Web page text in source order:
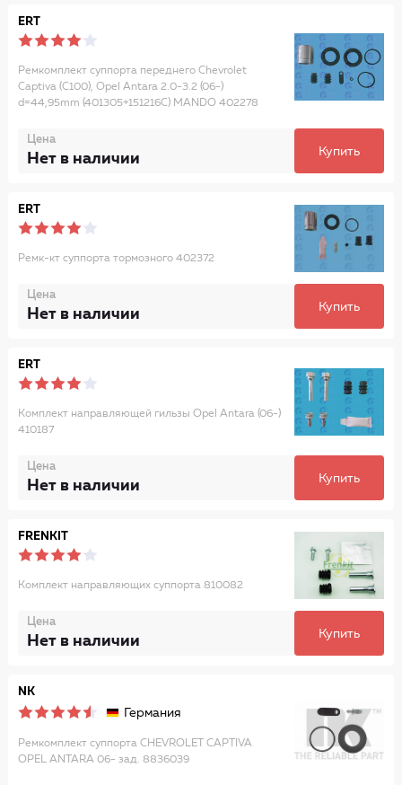
ERT
Ремкомплект суппорта переднего Chevrolet
Captiva (C100), Opel Antara 2.0-3.2 (06-)
d=44,95mm (401305+151216C) MANDO 402278
Цена
Нет в наличии Купить
ERT
Ремк-кт суппорта тормозного 402372
Цена
Нет в наличии Купить
ERT
Комплект направляющей гильзы Opel Antara (06-)
410187
Цена
Нет в наличии Купить
FRENKIT
Комплект направляющих суппорта 810082
Цена
Нет в наличии Купить
NK
Германия
Ремкомплект суппорта CHEVROLET CAPTIVA
OPEL ANTARA 06- зад. 8836039